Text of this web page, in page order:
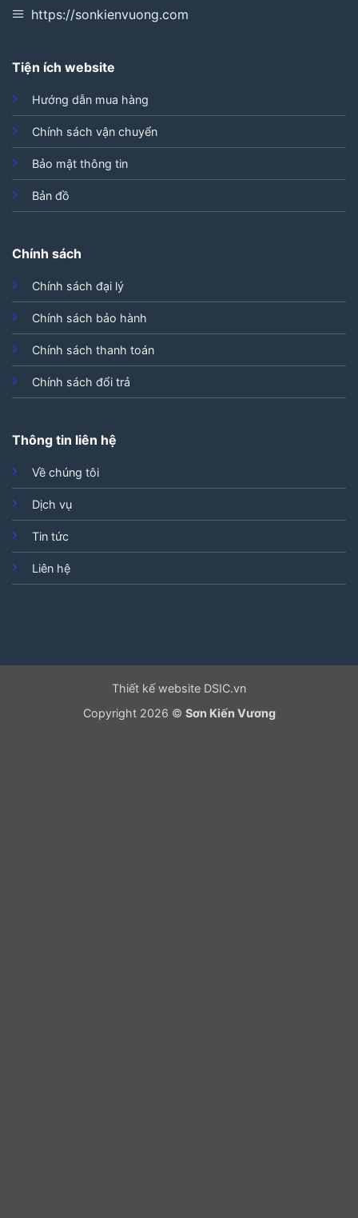
https://sonkienvuong.com
Tiện ích website
Hướng dẫn mua hàng
Chính sách vận chuyển
Bảo mật thông tin
Bản đồ
Chính sách
Chính sách đại lý
Chính sách bảo hành
Chính sách thanh toán
Chính sách đổi trả
Thông tin liên hệ
Về chúng tôi
Dịch vụ
Tin tức
Liên hệ
Thiết kế website DSIC.vn
Copyright 2026 © Sơn Kiến Vương